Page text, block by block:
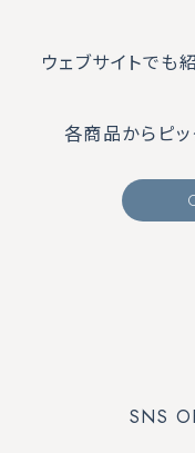
ウェブサイトでも
各商品からピッ
SNS